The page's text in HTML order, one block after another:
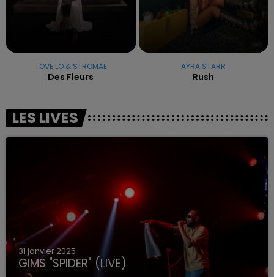
TOVE LO & STROMAE
Des Fleurs
AYRA STARR
Rush
LES LIVES
31 janvier 2025
GIMS "SPIDER" (LIVE)